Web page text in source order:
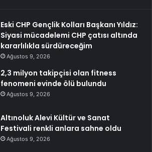
Eski CHP Gençlik Kolları Başkanı Yıldız:
Siyasi mücadelemi CHP çatısı altında
kararlılıkla sürdüreceğim
Ağustos 9, 2026
2,3 milyon takipçisi olan fitness
fenomeni evinde ölü bulundu
Ağustos 9, 2026
Altınoluk Alevi Kültür ve Sanat
Festivali renkli anlara sahne oldu
Ağustos 9, 2026